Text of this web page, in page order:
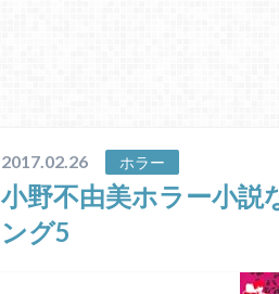
2017.02.26 ホラー
小野不由美ホラー小説
ング5